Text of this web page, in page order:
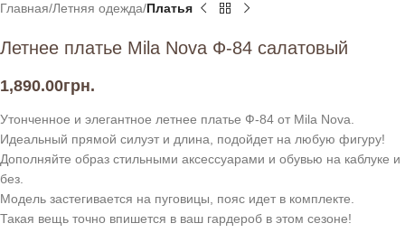
Главная Летняя одежда Платья
Летнее платье Mila Nova Ф-84 салатовый
1,890.00грн.
Утонченное и элегантное летнее платье Ф-84 от Mila Nova.
Идеальный прямой силуэт и длина, подойдет на любую фигуру!
Дополняйте образ стильными аксессуарами и обувью на каблуке и
без.
Модель застегивается на пуговицы, пояс идет в комплекте.
Такая вещь точно впишется в ваш гардероб в этом сезоне!